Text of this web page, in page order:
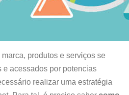
produtos e serviços se
e acessados por potencias
realizar uma estratégia